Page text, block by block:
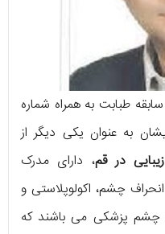
شاعری دارای 33 سال سابقه طبابت به همراه شماره
در قم، دارای مدرک
چشم، اکولوپلاستی و
چشم پزشکی می باشند که